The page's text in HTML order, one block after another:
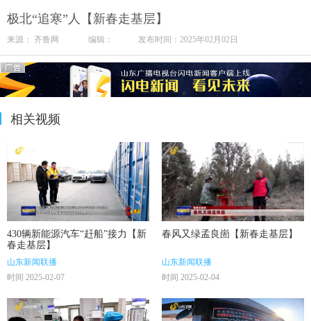
极北“追寒”人【新春走基层】
来源： 齐鲁网 编辑： 发布时间：2025年02月02日
相关视频
430辆新能源汽车“赶船”接力【新
春走基层】
山东新闻联播
时间 2025-02-07
春风又绿孟良崮【新春走基层】
山东新闻联播
时间 2025-02-04